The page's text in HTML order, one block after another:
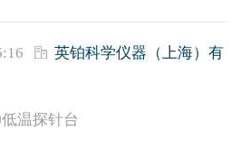
英铂科学仪器（上海）有
温探针台